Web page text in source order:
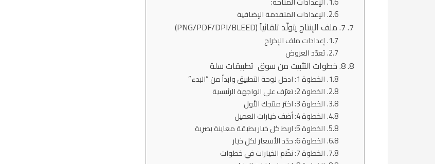
الإعدادات المتقدمة الإضافية
7. ملف الإنتاج يتولّد تلقائياً (PNG/PDF/DPI/BLEED)
إعدادات ملف الإخراج
تعدّد العروض
8. خطوات التثبيت من سوق تطبيقات سلة
الخطوة 1: ادخل لوحة التطبيق وابدأ من “البدء”
الخطوة 2: تعرّف على الواجهة الرئيسية
الخطوة 3: اختر منتجك الأول
الخطوة 4: أضف خيارات العميل
الخطوة 5: اربط كل خيار بطبقة معاينة بصرية
الخطوة 6: حدّد الأسعار لكل خيار
الخطوة 7: نظّم الخيارات في خطوات